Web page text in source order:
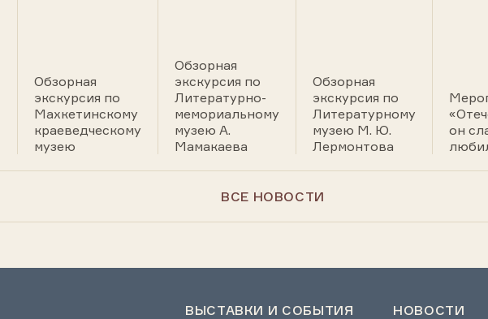
Обзорная
экскурсия по
Махкетинскому
краеведческому
музею
Обзорная
экскурсия по
Литературно-
мемориальному
музею А.
Мамакаева
Обзорная
экскурсия по
Литературному
музею М. Ю.
Лермонтова
он
ВСЕ НОВОСТИ
ВЫСТАВКИ И СОБЫТИЯ НОВОСТИ